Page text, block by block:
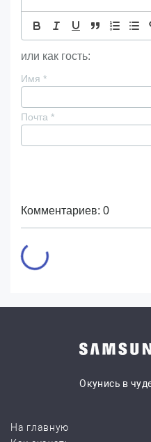
или как гость:
Имя *
Почта *
Комментариев: 0
Окунись в
На главную